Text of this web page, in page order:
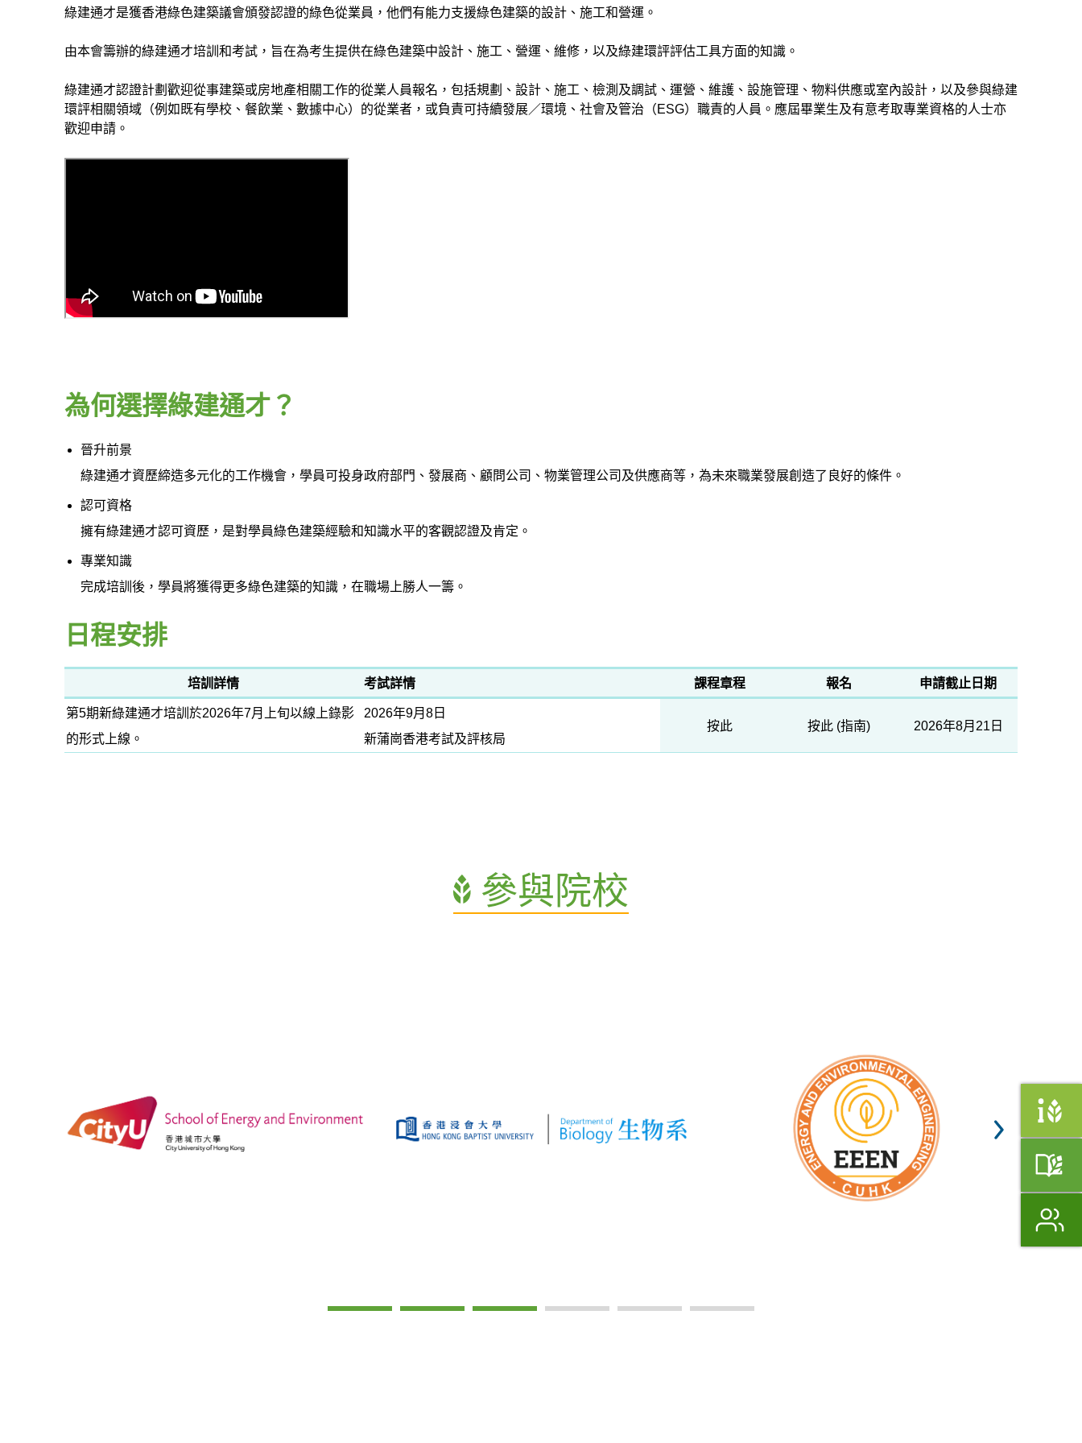
綠建通才是獲香港綠色建築議會頒發認證的綠色從業員，他們有能力支援綠色建築的設計、施工和營運。
由本會籌辦的綠建通才培訓和考試，旨在為考生提供在綠色建築中設計、施工、營運、維修，以及綠建環評評估工具方面的知識。
綠建通才認證計劃歡迎從事建築或房地產相關工作的從業人員報名，包括規劃、設計、施工、檢測及調試、運營、維護、設施管理、物料供應或室內設計，以及參與綠建
環評相關領域（例如既有學校、餐飲業、數據中心）的從業者，或負責可持續發展／環境、社會及管治（ESG）職責的人員。應屆畢業生及有意考取專業資格的人士亦
歡迎申請。
為何選擇綠建通才？
晉升前景
綠建通才資歷締造多元化的工作機會，學員可投身政府部門、發展商、顧問公司、物業管理公司及供應商等，為未來職業發展創造了良好的條件。
認可資格
擁有綠建通才認可資歷，是對學員綠色建築經驗和知識水平的客觀認證及肯定。
專業知識
完成培訓後，學員將獲得更多綠色建築的知識，在職場上勝人一籌。
日程安排
培訓 詳情 考試詳情 課程章程 報名 申請截止日期
第5期新綠建通才培訓於2026年7月上旬以線上錄影
的形式上線。
2026年9月8日
新蒲崗香港考試及評核局
按此 按此 (指南) 2026年8月21日
參與院校